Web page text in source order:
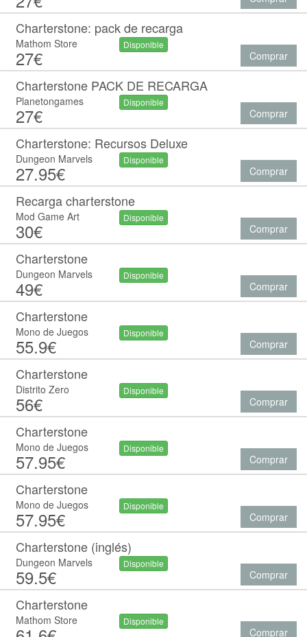
Charterstone: pack de recarga
Mathom Store
27€
Disponible
Comprar
Charterstone PACK DE RECARGA
Planetongames
27€
Disponible
Comprar
Charterstone: Recursos Deluxe
Dungeon Marvels
27.95€
Disponible
Comprar
Recarga charterstone
Mod Game Art
30€
Disponible
Comprar
Charterstone
Dungeon Marvels
49€
Disponible
Comprar
Charterstone
Mono de Juegos
55.9€
Disponible
Comprar
Charterstone
Distrito Zero
56€
Disponible
Comprar
Charterstone
Mono de Juegos
57.95€
Disponible
Comprar
Charterstone
Mono de Juegos
57.95€
Disponible
Comprar
Charterstone (inglés)
Dungeon Marvels
59.5€
Disponible
Comprar
Charterstone
Mathom Store Disponible
Comprar